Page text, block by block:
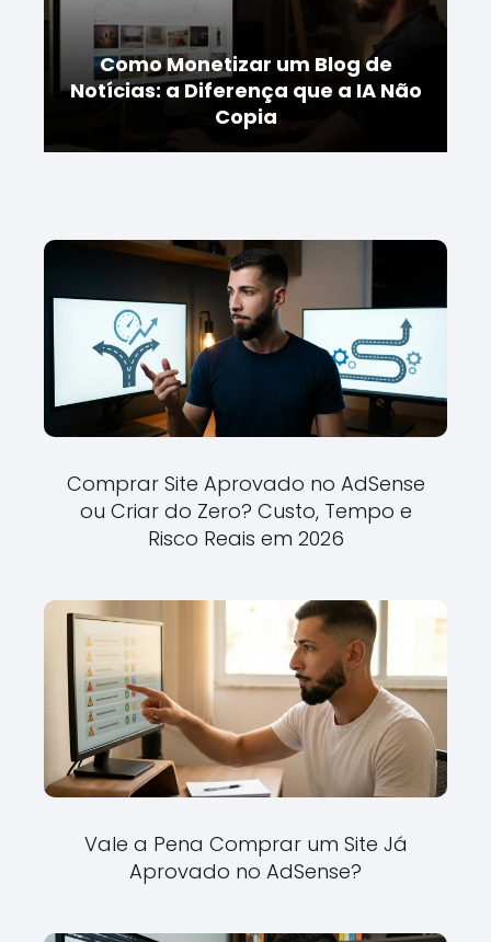
Como Monetizar um Blog de
Notícias: a Diferença que a IA Não
Copia
Comprar Site Aprovado no AdSense
ou Criar do Zero? Custo, Tempo e
Risco Reais em 2026
Vale a Pena Comprar um Site Já
Aprovado no AdSense?